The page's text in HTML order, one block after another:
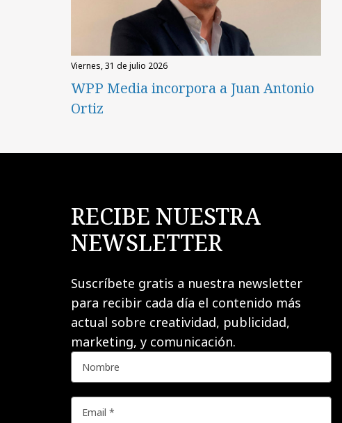
viernes, 31 de julio 2026
WPP Media incorpora a Juan Antonio
Ortiz
RECIBE NUESTRA
NEWSLETTER
Suscríbete gratis a nuestra newsletter
para recibir cada día el contenido más
actual sobre creatividad, publicidad,
marketing, y comunicación.